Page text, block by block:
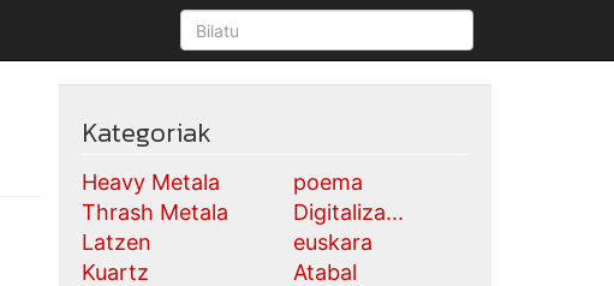
Kategoriak
Heavy Metala
Thrash Metala
Latzen
Kuartz
poema
Digitaliza...
euskara
Atabal